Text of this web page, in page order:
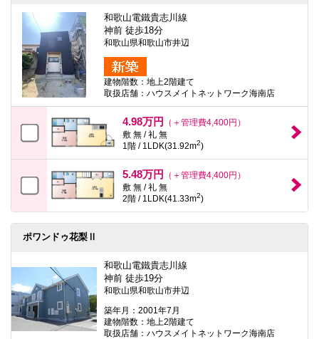
和歌山電鐵貴志川線
神前 徒歩18分
和歌山県和歌山市井辺
建物階数：地上2階建て
取扱店舗：ハウスメイトネットワーク海南店
4.98万円
（＋管理費4,400円）
敷 無 / 礼 無
1階 / 1LDK(31.92m2)
5.48万円
（＋管理費4,400円）
敷 無 / 礼 無
2階 / 1LDK(41.33m2)
ポワンドゥ花梨Ⅱ
和歌山電鐵貴志川線
神前 徒歩19分
和歌山県和歌山市井辺
築年月：2001年7月
建物階数：地上2階建て
取扱店舗：ハウスメイトネットワーク海南店